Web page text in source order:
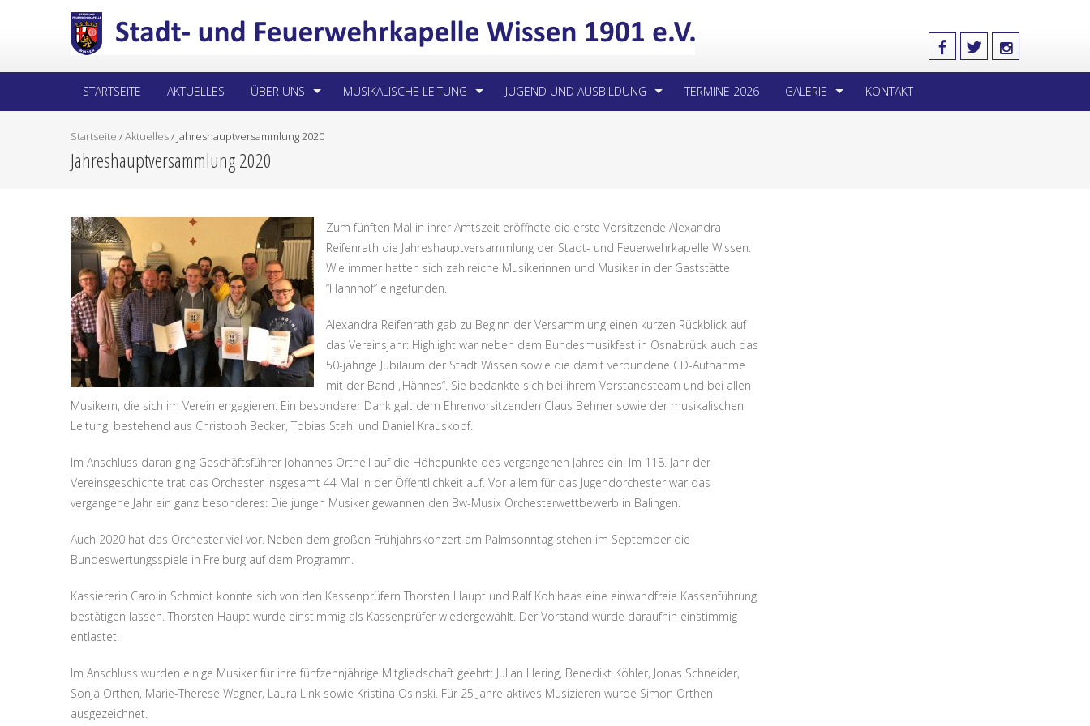
STARTSEITE AKTUELLES ÜBER UNS MUSIKALISCHE LEITUNG JUGEND UND AUSBILDUNG TERMINE 2026 GALERIE KONTAKT
Startseite /Aktuelles/ Jahreshauptversammlung 2020
Jahreshauptversammlung 2020
Zum fünften Mal in ihrer Amtszeit eröffnete die erste Vorsitzende Alexandra
Reifenrath die Jahreshauptversammlung der Stadt- und Feuerwehrkapelle Wissen.
Wie immer hatten sich zahlreiche Musikerinnen und Musiker in der Gaststätte
“Hahnhof” eingefunden.
Alexandra Reifenrath gab zu Beginn der Versammlung einen kurzen Rückblick auf
das Vereinsjahr: Highlight war neben dem Bundesmusikfest in Osnabrück auch das
50-jährige Jubiläum der Stadt Wissen sowie die damit verbundene CD-Aufnahme
mit der Band „Hännes“. Sie bedankte sich bei ihrem Vorstandsteam und bei allen
Musikern, die sich im Verein engagieren. Ein besonderer Dank galt dem Ehrenvorsitzenden Claus Behner sowie der musikalischen
Leitung, bestehend aus Christoph Becker, Tobias Stahl und Daniel Krauskopf.
Im Anschluss daran ging Geschäftsführer Johannes Ortheil auf die Höhepunkte des vergangenen Jahres ein. Im 118. Jahr der
Vereinsgeschichte trat das Orchester insgesamt 44 Mal in der Öffentlichkeit auf. Vor allem für das Jugendorchester war das
vergangene Jahr ein ganz besonderes: Die jungen Musiker gewannen den Bw-Musix Orchesterwettbewerb in Balingen.
Auch 2020 hat das Orchester viel vor. Neben dem großen Frühjahrskonzert am Palmsonntag stehen im September die
Bundeswertungsspiele in Freiburg auf dem Programm.
Kassiererin Carolin Schmidt konnte sich von den Kassenprüfern Thorsten Haupt und Ralf Kohlhaas eine einwandfreie Kassenführung
bestätigen lassen. Thorsten Haupt wurde einstimmig als Kassenprüfer wiedergewählt. Der Vorstand wurde daraufhin einstimmig
entlastet.
Im Anschluss wurden einige Musiker für ihre fünfzehnjährige Mitgliedschaft geehrt: Julian Hering, Benedikt Köhler, Jonas Schneider,
Sonja Orthen, Marie-Therese Wagner, Laura Link sowie Kristina Osinski. Für 25 Jahre aktives Musizieren wurde Simon Orthen
ausgezeichnet.